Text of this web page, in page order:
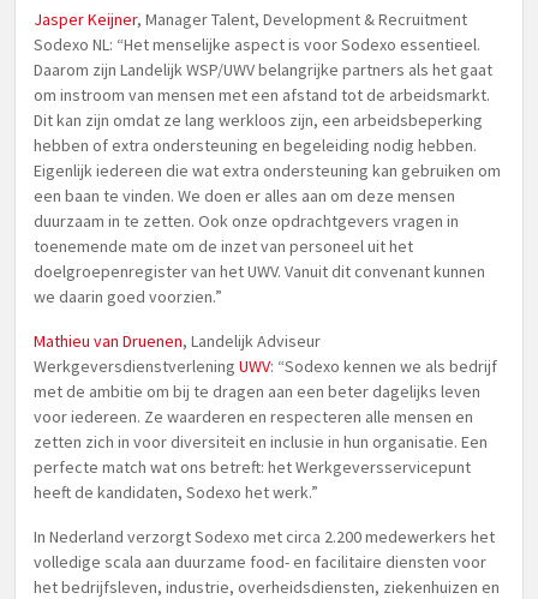
Jasper Keijner, Manager Talent, Development & Recruitment
Sodexo NL: “Het menselijke aspect is voor Sodexo essentieel.
Daarom zijn Landelijk WSP/UWV belangrijke partners als het gaat
om instroom van mensen met een afstand tot de arbeidsmarkt.
Dit kan zijn omdat ze lang werkloos zijn, een arbeidsbeperking
hebben of extra ondersteuning en begeleiding nodig hebben.
Eigenlijk iedereen die wat extra ondersteuning kan gebruiken om
een baan te vinden. We doen er alles aan om deze mensen
duurzaam in te zetten. Ook onze opdrachtgevers vragen in
toenemende mate om de inzet van personeel uit het
doelgroepenregister van het UWV. Vanuit dit convenant kunnen
we daarin goed voorzien.”
Mathieu van Druenen, Landelijk Adviseur
Werkgeversdienstverlening UWV: “Sodexo kennen we als bedrijf
met de ambitie om bij te dragen aan een beter dagelijks leven
voor iedereen. Ze waarderen en respecteren alle mensen en
zetten zich in voor diversiteit en inclusie in hun organisatie. Een
perfecte match wat ons betreft: het Werkgeversservicepunt
heeft de kandidaten, Sodexo het werk.”
In Nederland verzorgt Sodexo met circa 2.200 medewerkers het
volledige scala aan duurzame food- en facilitaire diensten voor
het bedrijfsleven, industrie, overheidsdiensten, ziekenhuizen en